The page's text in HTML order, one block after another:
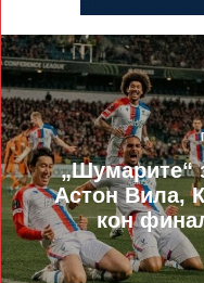
„Шумарите“
Астон Вила,
кон